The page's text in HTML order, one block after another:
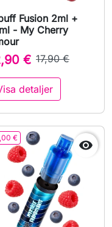
Fusion 2ml +
- My Cherry
€ 17,90 €
detaljer
€ 